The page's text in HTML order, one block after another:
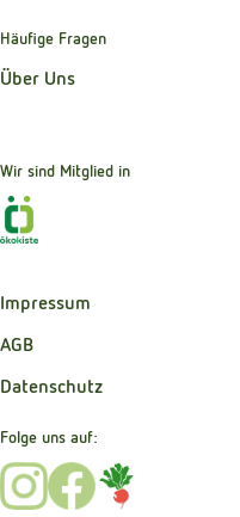
Häufige Fragen
Über Uns
Wir sind Mitglied in
Impressum
AGB
Datenschutz
Folge uns auf:
Externer Link zu
Externer Link zu